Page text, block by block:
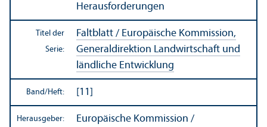
Herausforderungen
Titel der
Serie:
Faltblatt / Europäische Kommission,
Generaldirektion Landwirtschaft und
ländliche Entwicklung
Band/Heft: [11]
Herausgeber: Europäische Kommission /